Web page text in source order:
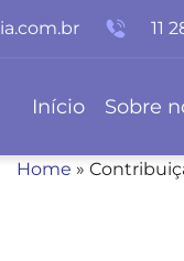
11
Início Sobre
Home »